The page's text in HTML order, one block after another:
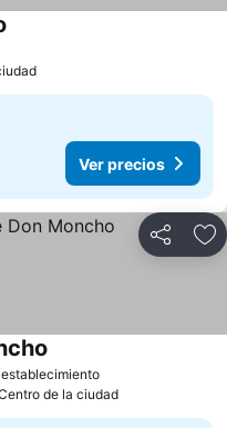
Ver precios
Compartir
de la ciudad